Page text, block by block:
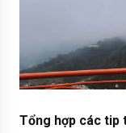
Tổng hợp các tip